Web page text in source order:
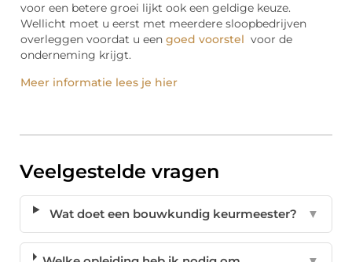
voor een betere groei lijkt ook een geldige keuze.
Wellicht moet u eerst met meerdere sloopbedrijven
overleggen voordat u een goed voorstel voor de
onderneming krijgt.
Meer informatie lees je hier
Veelgestelde vragen
Wat doet een bouwkundig keurmeester? ▼